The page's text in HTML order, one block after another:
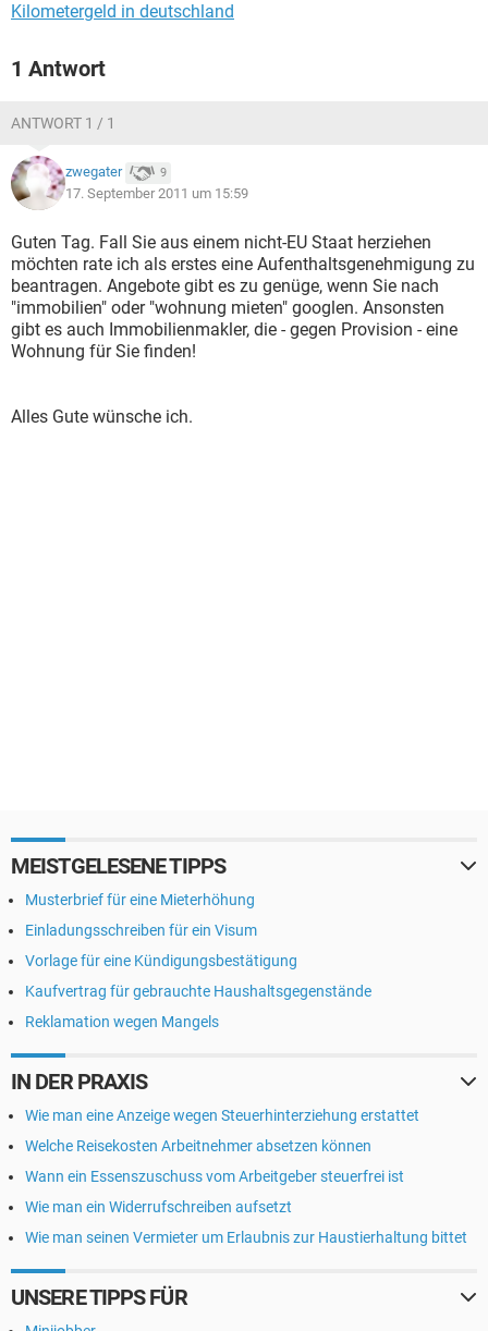
Kilometergeld in deutschland
1 Antwort
ANTWORT 1 / 1
zwegater 9
17. September 2011 um 15:59
Guten Tag. Fall Sie aus einem nicht-EU Staat herziehen
möchten rate ich als erstes eine Aufenthaltsgenehmigung zu
beantragen. Angebote gibt es zu genüge, wenn Sie nach
"immobilien" oder "wohnung mieten" googlen. Ansonsten
gibt es auch Immobilienmakler, die - gegen Provision - eine
Wohnung für Sie finden!
Alles Gute wünsche ich.
MEISTGELESENE TIPPS
Musterbrief für eine Mieterhöhung
Einladungsschreiben für ein Visum
Vorlage für eine Kündigungsbestätigung
Kaufvertrag für gebrauchte Haushaltsgegenstände
Reklamation wegen Mangels
IN DER PRAXIS
Wie man eine Anzeige wegen Steuerhinterziehung erstattet
Welche Reisekosten Arbeitnehmer absetzen können
Wann ein Essenszuschuss vom Arbeitgeber steuerfrei ist
Wie man ein Widerrufschreiben aufsetzt
Wie man seinen Vermieter um Erlaubnis zur Haustierhaltung bittet
UNSERE TIPPS FÜR